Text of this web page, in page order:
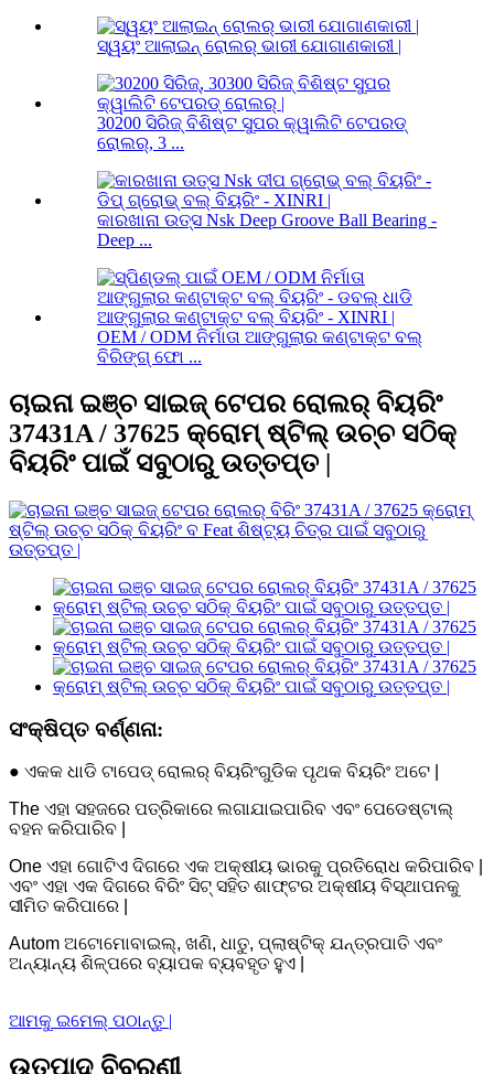
ସ୍ୱୟଂ ଆଲାଇନ୍ ରୋଲର୍ ଭାରୀ ଯୋଗାଣକାରୀ |
30200 ସିରିଜ୍ ବିଶିଷ୍ଟ ସୁପର କ୍ୱାଲିଟି ଟେପରଡ୍
ରୋଲର୍, 3 ...
କାରଖାନା ଉତ୍ସ Nsk Deep Groove Ball Bearing -
Deep ...
OEM / ODM ନିର୍ମାତା ଆଙ୍ଗୁଲାର କଣ୍ଟାକ୍ଟ ବଲ୍
ବିରିଙ୍ଗ୍ ଫୋ ...
ଚାଇନା ଇଞ୍ଚ ସାଇଜ୍ ଟେପର ରୋଲର୍ ବିୟରିଂ
37431A / 37625 କ୍ରୋମ୍ ଷ୍ଟିଲ୍ ଉଚ୍ଚ ସଠିକ୍
ବିୟରିଂ ପାଇଁ ସବୁଠାରୁ ଉତ୍ତପ୍ତ |
ସଂକ୍ଷିପ୍ତ ବର୍ଣ୍ଣନା:
● ଏକକ ଧାଡି ଟାପେଡ୍ ରୋଲର୍ ବିୟରିଂଗୁଡିକ ପୃଥକ ବିୟରିଂ ଅଟେ |
The ଏହା ସହଜରେ ପତ୍ରିକାରେ ଲଗାଯାଇପାରିବ ଏବଂ ପେଡେଷ୍ଟାଲ୍
ବହନ କରିପାରିବ |
One ଏହା ଗୋଟିଏ ଦିଗରେ ଏକ ଅକ୍ଷୀୟ ଭାରକୁ ପ୍ରତିରୋଧ କରିପାରିବ |
ଏବଂ ଏହା ଏକ ଦିଗରେ ବିରିଂ ସିଟ୍ ସହିତ ଶାଫ୍ଟର ଅକ୍ଷୀୟ ବିସ୍ଥାପନକୁ
ସୀମିତ କରିପାରେ |
Autom ଅଟୋମୋବାଇଲ୍, ଖଣି, ଧାତୁ, ପ୍ଲାଷ୍ଟିକ୍ ଯନ୍ତ୍ରପାତି ଏବଂ
ଅନ୍ୟାନ୍ୟ ଶିଳ୍ପରେ ବ୍ୟାପକ ବ୍ୟବହୃତ ହୁଏ |
ଆମକୁ ଇମେଲ୍ ପଠାନ୍ତୁ |
ଉତ୍ପାଦ ବିବରଣୀ